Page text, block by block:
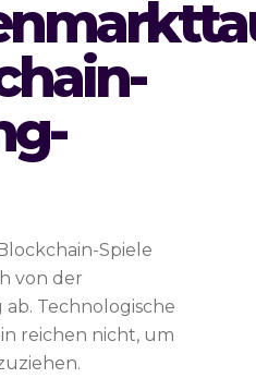
Spiele
von der
Technologische
reichen nicht, um